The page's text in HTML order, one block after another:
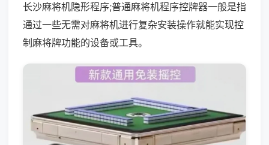
长沙麻将机隐形程序;普通麻将机程序控牌器一般是指
通过一些无需对麻将机进行复杂安装操作就能实现控
制麻将牌功能的设备或工具。